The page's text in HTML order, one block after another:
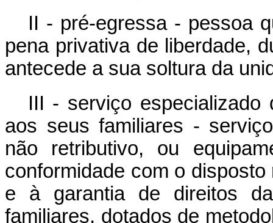
II - pré-egressa - pessoa
pena privativa de liberdade,
antecede a sua soltura da
III - serviço
aos seus familiares -
não retributivo, ou
conformidade com o
e à garantia de direitos
familiares, dotados de